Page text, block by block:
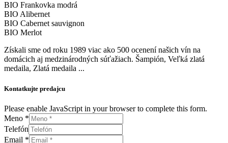
BIO Frankovka modrá
BIO Alibernet
BIO Cabernet sauvignon
BIO Merlot
Získali sme od roku 1989 viac ako 500 ocenení našich vín na
domácich aj medzinárodných súťažiach. Šampión, Veľká zlatá
medaila, Zlatá medaila ...
Kontatkujte predajcu
Please enable JavaScript in your browser to complete this form.
Meno *
Telefón
Email *